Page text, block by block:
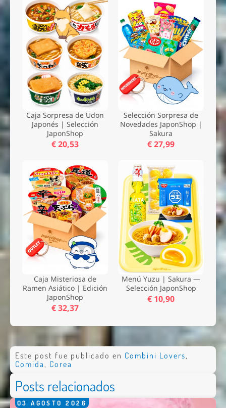
Caja Sorpresa de Udon
Japonés | Selección
JaponShop
€ 20,53
Selección Sorpresa de
Novedades JaponShop |
Sakura
€ 27,99
Caja Misteriosa de
Ramen Asiático | Edición
JaponShop
€ 32,37
Menú Yuzu | Sakura —
Selección JaponShop
€ 10,90
Este post fue publicado en Combini Lovers,
Comida , Corea
Posts relacionados
03 AGOSTO 2026